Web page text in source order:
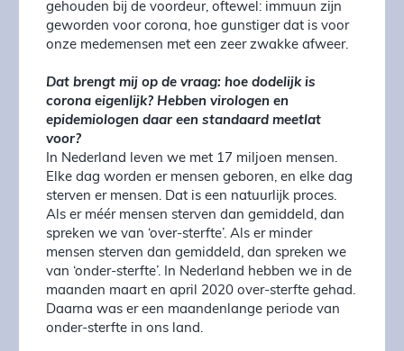
gehouden bij de voordeur, oftewel: immuun zijn
geworden voor corona, hoe gunstiger dat is voor
onze medemensen met een zeer zwakke afweer.
Dat brengt mij op de vraag: hoe dodelijk is
corona eigenlijk? Hebben virologen en
epidemiologen daar een standaard meetlat
voor?
In Nederland leven we met 17 miljoen mensen.
Elke dag worden er mensen geboren, en elke dag
sterven er mensen. Dat is een natuurlijk proces.
Als er méér mensen sterven dan gemiddeld, dan
spreken we van ‘over-sterfte’. Als er minder
mensen sterven dan gemiddeld, dan spreken we
van ‘onder-sterfte’. In Nederland hebben we in de
maanden maart en april 2020 over-sterfte gehad.
Daarna was er een maandenlange periode van
onder-sterfte in ons land.